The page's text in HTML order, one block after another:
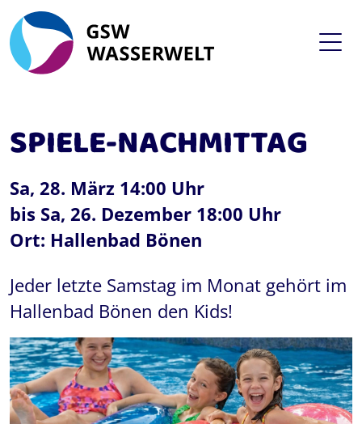
SPIELE-NACHMITTAG
Sa, 28. März 14:00 Uhr
bis Sa, 26. Dezember 18:00 Uhr
Ort: Hallenbad Bönen
Jeder letzte Samstag im Monat gehört im
Hallenbad Bönen den Kids!